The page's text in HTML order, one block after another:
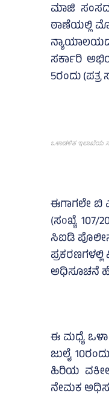
ಮಾಜಿ ಸಂಸದ
ಠಾಣೆಯಲ್ಲಿ
ಸರ್ಕಾರಿ
5ರಂದು
ಒಳಾಡಳಿತ ಇಲಾಖೆಯ
ಈಗಾಗಲೇ
(ಸಂಖ್ಯೆ
ಸಿಐಡಿ
ಅಧಿಸೂಚನೆ
ಈ ಮಧ್ಯೆ
ಜುಲೈ
ಹಿರಿಯ
ನೇಮಕ